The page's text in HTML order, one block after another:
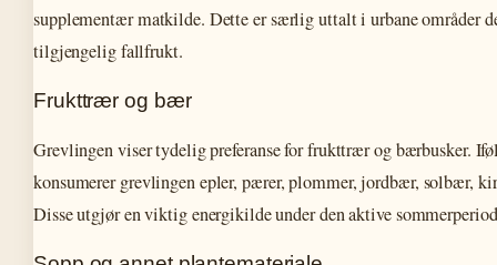
supplementær matkilde. Dette er særlig uttalt i urbane områder
tilgjengelig fallfrukt.
Frukttrær og bær
Grevlingen viser tydelig preferanse for frukttrær og bærbusker.
konsumerer grevlingen epler, pærer, plommer, jordbær, solbær,
Disse utgjør en viktig energikilde under den aktive